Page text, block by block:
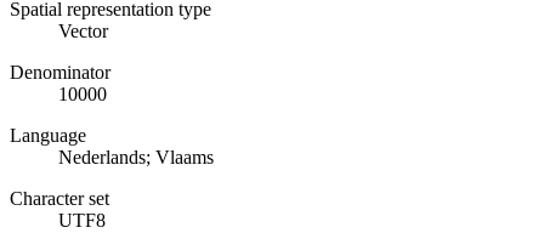
Spatial representation type
Vector
Denominator
10000
Language
Nederlands; Vlaams
Character set
UTF8